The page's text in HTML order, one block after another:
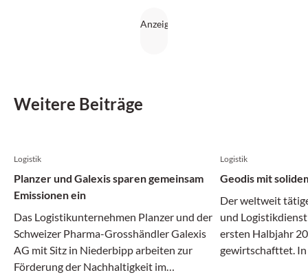
Weitere Beiträge
Logistik
Planzer und Galexis sparen gemeinsam
Emissionen ein
Das Logistikunternehmen Planzer und der
Schweizer Pharma-Grosshändler Galexis
AG mit Sitz in Niederbipp arbeiten zur
Förderung der Nachhaltigkeit im
Logistik
Geodis mit
Der weltweit
und
ersten Halbjahr
gewirtschafttet.